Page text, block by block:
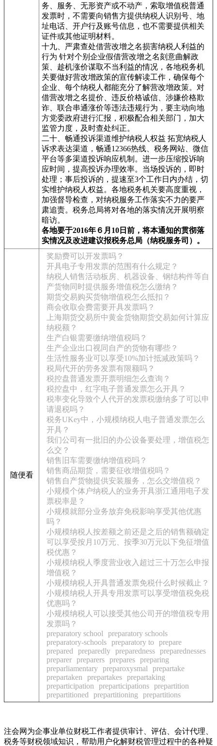
务、服务、无形资产或不动产，索取增值税普通
发票时，不需要向销售方提供纳税人识别号、地
址电话、开户行及账号信息，也不需要提供相关
证件或其他证明材料。
十九、严肃查处借营改增之名损害纳税人利益的
行为 针对个别企业假借营改增之名刻意曲解政
策、趁机涨价谋取不当利益的情况，各地税务机
关要做好营改增政策的宣传解读工作，确保每个
企业、每个纳税人都能充分了解营改增政策。对
借营改增之名提价、违反价格诚信、涉嫌价格欺
诈、联合串通涨价等违法违规行为，要主动向地
方党委政府进行汇报，积极配合相关部门，加大
监管力度，及时查处纠正。
二十、畅通投诉渠道维护纳税人权益 拓宽纳税人
诉求表达渠道，畅通12366热线、税务网站、微信
平台等多渠道投诉响应机制。进一步压缩投诉响
应时间，提高投诉办理效率。当场投诉的，即时
处理；事后投诉的，提速至3个工作日内办结，切
实维护纳税人权益。各地税务机关要高度重视，
加强督导检查，对纳税服务工作落实不力的要严
肃追责。税务总局将对各地的落实情况开展明察
暗访。
各地要于2016年６月10日前，将本通知的贯彻落
实情况及改进建议报税务总局（纳税服务司）。
随便看
奖励费可以开发票吗？
开具电子专用发票的范围有什么规定？
纳税人销售活动板房、机器设备、钢结构件等自
产货物同时提供服务增值税怎么缴纳？
期货交易购买货物增值税怎么抵扣？
商会收取会费需要开具发票吗？
上海期货交易所中黄金货物期货交易如何计算应
纳税额？
生产白银需要缴纳增值税吗？
生产企业出口视同自产的货物有哪些？
生活性服务业可以享受10%加计抵减政策吗？
税局代开的劳务发票有限额吗？
税控盘普通发票开票明细怎么查询？
税控盘中，红字电子普通发票怎么开具？
税率变化导致个人代开的发票税缴纳多了可以申
请退税吗？
税务UKey中，小规模纳税人电子普通发票怎么
开具？
我们公司有一批旧的办公设备要处理，增值税怎
么交？
销售旧车需要缴纳增值税吗？
销售商品期货，需要征收增值税吗？
销售自产货物提供安装服务，怎么交增值税？
小规模个体户纳税人的业务开具浙江通用电子发
票税率是？
小规模就部分业务放弃免税影响享受其他优惠
吗？
小规模纳税人按差额之前还是之后的销售额确定
可以享受按月10万元、按季30万元以下免征增值
税优惠？
小规模纳税人季度营业收入超过三十万怎么申报
增值税？
小规模纳税人开具普通发票免税什么时候截止？
小规模纳税人开具专用发票可以享受增值税免税
优惠吗？
小规模纳税人可以接受其他公司开的增值税专用
发票吗？
preparatory school
preparatory schools
preparatory-schools preparatory to prepare
prepared
preparedly preparedness preparednesses
preparer preparers prepares preparing
preparliamentary preparoxysmal
prepartake
prepartaken
prepartakes prepartaking
preparticipation
preparticipations prepartition
prepartitioned
prepartitioning prepartitions
注会网为企事业单位财税工作者提供审计、评估、会计代理、
税务等财税领域知识，帮助用户化解财税管理过程中的各种疑